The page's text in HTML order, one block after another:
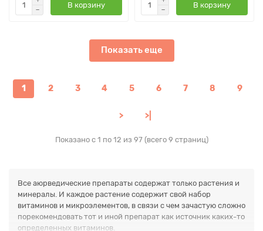
В корзину В корзину
Показать еще
1 2 3 4 5 6 7 8 9
> >|
Показано с 1 по 12 из 97 (всего 9 страниц)
Все аюрведические препараты содержат только растения и
минералы. И каждое растение содержит свой набор
витаминов и микроэлементов, в связи с чем зачастую сложно
порекомендовать тот и иной препарат как источник каких-то
определенных витаминов.